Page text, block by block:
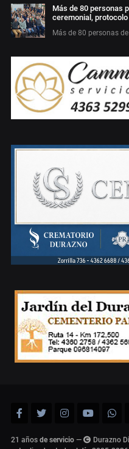
Más de 80 personas
ceremonial,
Más de 80 personas
21 años de servicio —
Durazno